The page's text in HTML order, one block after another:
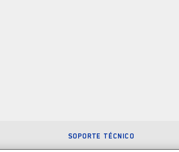
SOPORTE TÉCNICO